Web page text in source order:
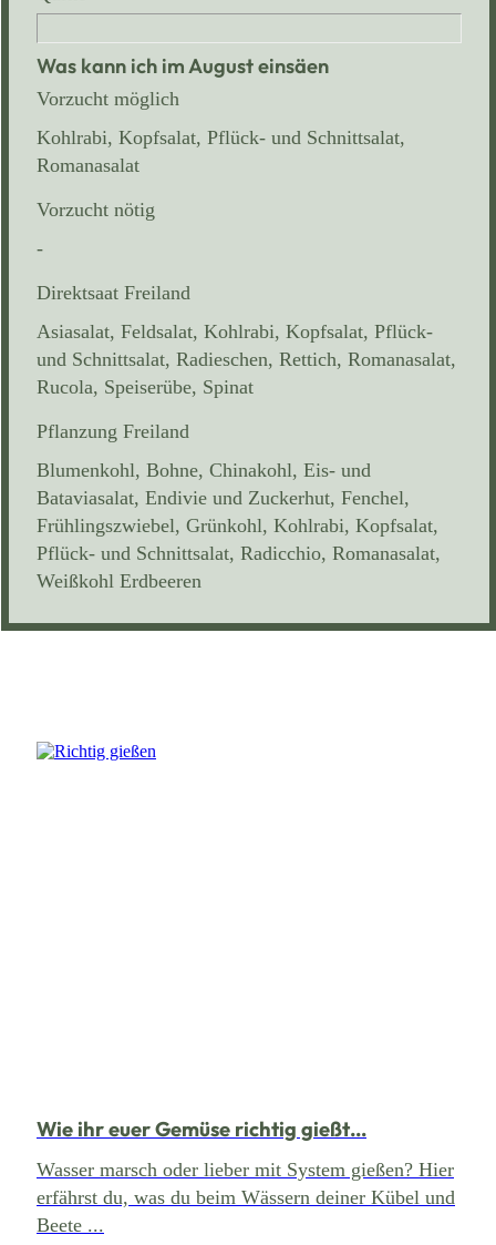
Was kann ich im August einsäen
Vorzucht möglich
Kohlrabi, Kopfsalat, Pflück- und Schnittsalat,
Romanasalat
Vorzucht nötig
-
Direktsaat Freiland
Asiasalat, Feldsalat, Kohlrabi, Kopfsalat, Pflück-
und Schnittsalat, Radieschen, Rettich, Romanasalat,
Rucola, Speiserübe, Spinat
Pflanzung Freiland
Blumenkohl, Bohne, Chinakohl, Eis- und
Bataviasalat, Endivie und Zuckerhut, Fenchel,
Frühlingszwiebel, Grünkohl, Kohlrabi, Kopfsalat,
Pflück- und Schnittsalat, Radicchio, Romanasalat,
Weißkohl Erdbeeren
Wie ihr euer Gemüse richtig gießt…
Wasser marsch oder lieber mit System gießen? Hier
erfährst du, was du beim Wässern deiner Kübel und
Beete ...